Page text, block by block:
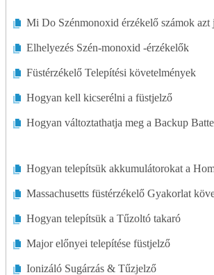
Mi Do Szénmonoxid érzékelő számok azt
Elhelyezés Szén-monoxid -érzékelők
Füstérzékelő Telepítési követelmények
Hogyan kell kicserélni a füstjelző
Hogyan változtathatja meg a Backup
Hogyan telepítsük akkumulátorokat a
Massachusetts füstérzékelő Gyakorlat
Hogyan telepítsük a Tűzoltó takaró
Major előnyei telepítése füstjelző
Ionizáló Sugárzás & Tűzjelző